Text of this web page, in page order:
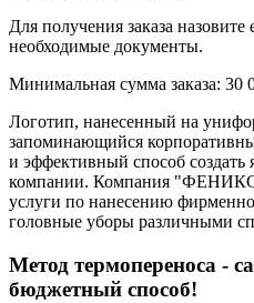
Для получения заказа
необходимые документы.
Минимальная сумма заказа: 30
Логотип, нанесенный на
запоминающийся
и эффективный способ
компании. Компания
услуги по нанесению
головные уборы различными
Метод термопереноса -
бюджетный способ!